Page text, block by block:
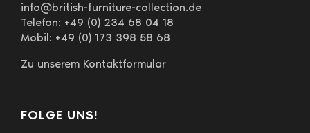
info@british-furniture-collection.de
Telefon: +49 (0) 234 68 04 18
Mobil: +49 (0) 173 398 58 68
Zu unserem Kontaktformular
FOLGE UNS!